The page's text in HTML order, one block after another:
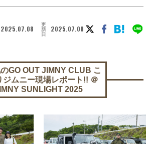
2025.07.08 更
新
日
2025.07.08
GO OUT JIMNY CLUB こ
ジムニー現場レポート!! ＠
SUNLIGHT 2025